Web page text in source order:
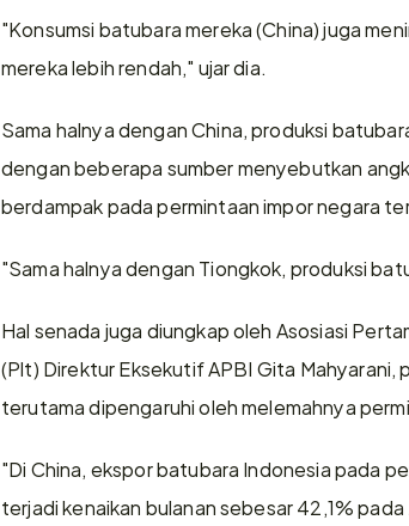
"Konsumsi batubara mereka (China) juga
mereka lebih rendah," ujar dia.
Sama halnya dengan China, produksi
dengan beberapa sumber menyebutkan
berdampak pada permintaan impor negara
"Sama halnya dengan Tiongkok, produksi
Hal senada juga diungkap oleh Asosiasi
(Plt) Direktur Eksekutif APBI Gita Mahyarani,
terutama dipengaruhi oleh melemahnya
"Di China, ekspor batubara Indonesia pada
terjadi kenaikan bulanan sebesar 42,1% pada